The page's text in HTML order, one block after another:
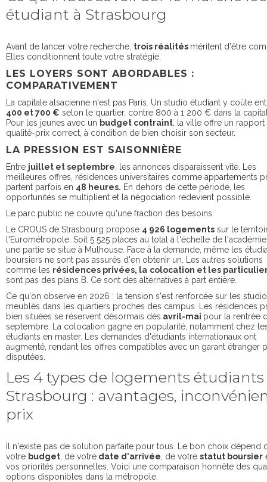
étudiant à Strasbourg
Avant de lancer votre recherche, trois réalités méritent d'être
Elles conditionnent toute votre stratégie.
LES LOYERS SONT ABORDABLES :
COMPARATIVEMENT
La capitale alsacienne n'est pas Paris. Un studio étudiant y coûte
400 et 700 € selon le quartier, contre 800 à 1 200 € dans la
Pour les jeunes avec un budget contraint , la ville offre un rapport
qualité-prix correct, à condition de bien choisir son secteur.
LA PRESSION EST SAISONNIÈRE
Entre juillet et septembre , les annonces disparaissent vite. Les
meilleures offres, résidences universitaires comme appartements
partent parfois en 48 heures. En dehors de cette période, les
opportunités se multiplient et la négociation redevient possible.
Le parc public ne couvre qu'une fraction des besoins
Le CROUS de Strasbourg propose 4 926 logements sur le
l'Eurométropole. Soit 5 525 places au total à l'échelle de
une partie se situe à Mulhouse. Face à la demande, même les
boursiers ne sont pas assurés d'en obtenir un. Les autres solutions
comme les résidences privées, la colocation et les
sont pas des plans B. Ce sont des alternatives à part entière.
Ce qu'on observe en 2026 : la tension s'est renforcée sur les
meublés dans les quartiers proches des campus. Les résidences
bien situées se réservent désormais dès avril-mai pour la rentrée
septembre. La colocation gagne en popularité, notamment chez
étudiants en master. Les demandes d'étudiants internationaux ont
augmenté, rendant les offres compatibles avec un garant étranger
disputées.
Les 4 types de logements étudiants
Strasbourg : avantages,
prix
Il n'existe pas de solution parfaite pour tous. Le bon choix dépend
votre budget , de votre date d'arrivée , de votre statut boursier
vos priorités personnelles. Voici une comparaison honnête des
options disponibles dans la métropole.